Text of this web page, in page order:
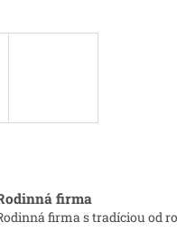
firma
firma s tradíciou od